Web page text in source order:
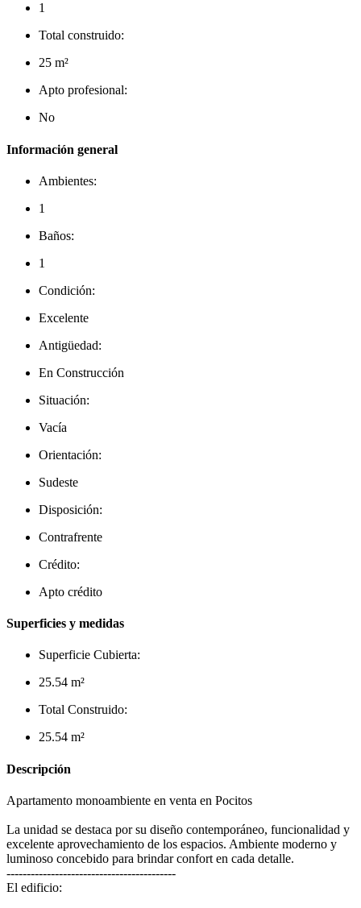
1
Total construido:
25 m²
Apto profesional:
No
Información general
Ambientes:
1
Baños:
1
Condición:
Excelente
Antigüedad:
En Construcción
Situación:
Vacía
Orientación:
Sudeste
Disposición:
Contrafrente
Crédito:
Apto crédito
Superficies y medidas
Superficie Cubierta:
25.54 m²
Total Construido:
25.54 m²
Descripción
Apartamento monoambiente en venta en Pocitos
La unidad se destaca por su diseño contemporáneo, funcionalidad y
excelente aprovechamiento de los espacios. Ambiente moderno y
luminoso concebido para brindar confort en cada detalle.
------------------------------------------
El edificio: